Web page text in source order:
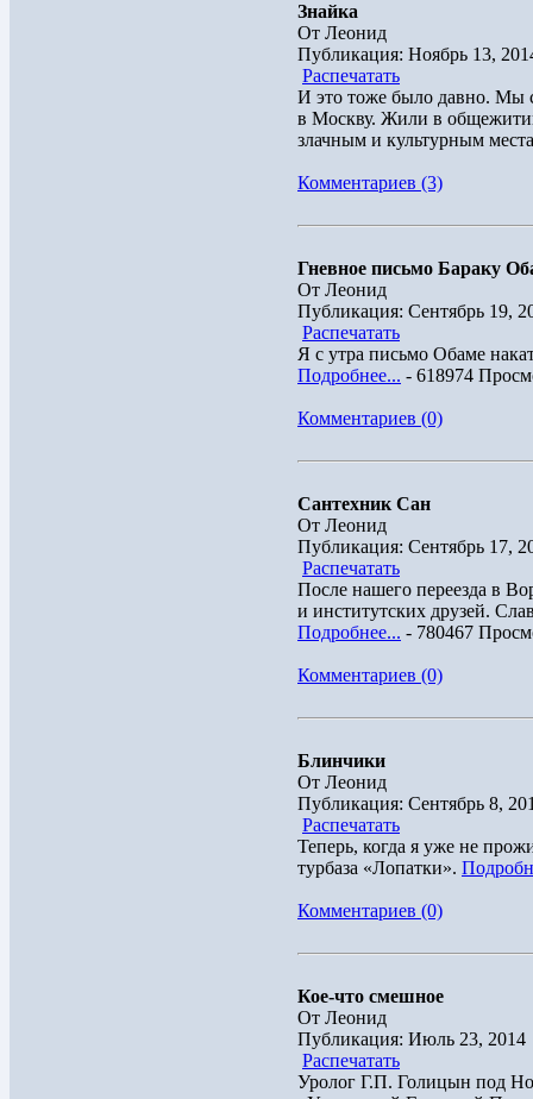
Знайка
От Леонид
Публикация: Ноябрь 13,
Распечатать
И это тоже было давно. Мы
в Москву. Жили в
злачным и культурным
Комментариев (3)
Гневное письмо Бараку
От Леонид
Публикация: Сентябрь 19,
Распечатать
Я с утра письмо Обаме
Подробнее... - 618974
Комментариев (0)
Сантехник Сан
От Леонид
Публикация: Сентябрь 17,
Распечатать
После нашего переезда в
и институтских друзей.
Подробнее... - 780467
Комментариев (0)
Блинчики
От Леонид
Публикация: Сентябрь 8,
Распечатать
Теперь, когда я уже не
турбаза «Лопатки».
Комментариев (0)
Кое-что смешное
От Леонид
Публикация: Июль 23, 2014
Распечатать
Уролог Г.П. Голицын под